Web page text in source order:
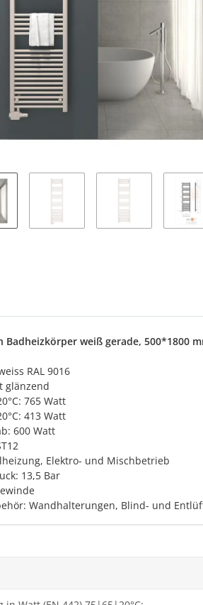
anzeigen
Badheizkörper weiß gerade,
RAL 9016
glänzend
765 Watt
413 Watt
600 Watt
Elektro- und Mischbetrieb
13,5 Bar
Wandhalterungen, Blind- und